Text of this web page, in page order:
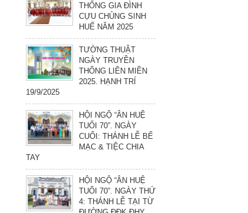
THỐNG GIA ĐÌNH
CỰU CHỦNG SINH
HUẾ NĂM 2025
TƯỜNG THUẬT
NGÀY TRUYỀN
THỐNG LIÊN MIỀN
2025. HẠNH TRÍ
19/9/2025
HỘI NGỘ “ÂN HUỆ
TUỔI 70”. NGÀY
CUỐI: THÁNH LỄ BẾ
MẠC & TIỆC CHIA
TAY
HỘI NGỘ “ÂN HUỆ
TUỔI 70”. NGÀY THỨ
4: THÁNH LỄ TẠI TỪ